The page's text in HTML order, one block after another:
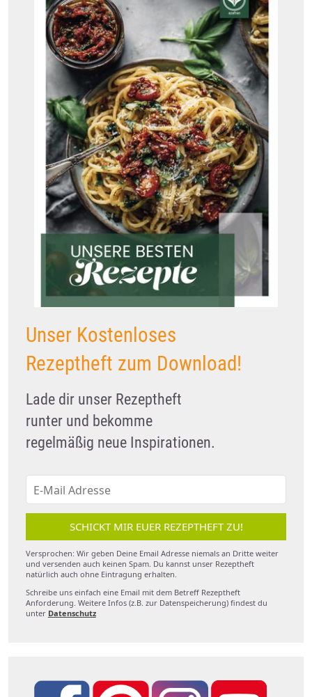
Unser Kostenloses
Rezeptheft zum Download!
Lade dir unser Rezeptheft
runter und bekomme
regelmäßig neue Inspirationen.
SCHICKT MIR EUER REZEPTHEFT ZU!
Versprochen: Wir geben Deine Email Adresse niemals an Dritte weiter
und versenden auch keinen Spam. Du kannst unser Rezeptheft
natürlich auch ohne Eintragung erhalten.
Schreibe uns einfach eine Email mit dem Betreff Rezeptheft
Anforderung. Weitere Infos (z.B. zur Datenspeicherung) findest du
unter Datenschutz